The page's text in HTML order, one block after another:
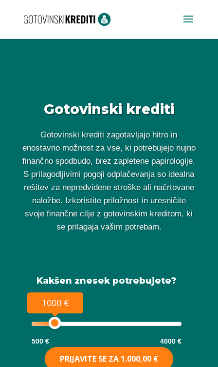
Gotovinski krediti
Gotovinski krediti zagotavljajo hitro in
enostavno možnost za vse, ki potrebujejo nujno
finančno spodbudo, brez zapletene papirologije.
S prilagodljivimi pogoji odplačevanja so idealna
rešitev za nepredvidene stroške ali načrtovane
naložbe. Izkoristite priložnost in uresničite
svoje finančne cilje z gotovinskim kreditom, ki
se prilagaja vašim potrebam.
Kakšen znesek potrebujete?
1000 €
500 € 4000 €
PRIJAVITE SE ZA 1.000,00 €